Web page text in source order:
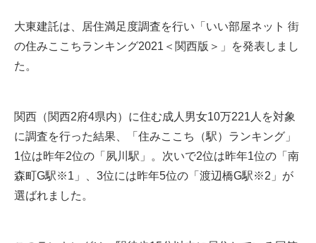
大東建託は、居住満足度調査を行い「いい部屋ネット 街
の住みここちランキング2021＜関西版＞」を発表しまし
た。
関西（関西2府4県内）に住む成人男女10万221人を対象
に調査を行った結果、「住みここち（駅）ランキング」
1位は昨年2位の「夙川駅」。次いで2位は昨年1位の「南
森町G駅※1」、3位には昨年5位の「渡辺橋G駅※2」が
選ばれました。